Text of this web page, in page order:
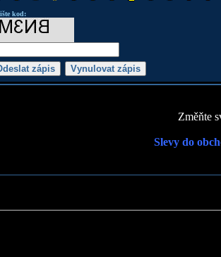
kod:
Změňte
Slevy do